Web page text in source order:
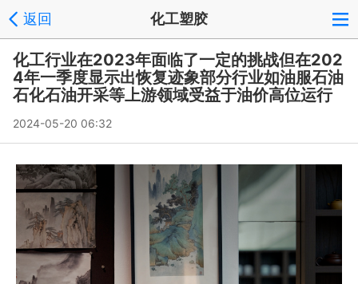
返回 化工塑胶
化工行业在2023年面临了一定的挑战但在202
4年一季度显示出恢复迹象部分行业如油服石油
石化石油开采等上游领域受益于油价高位运行
2024-05-20 06:32